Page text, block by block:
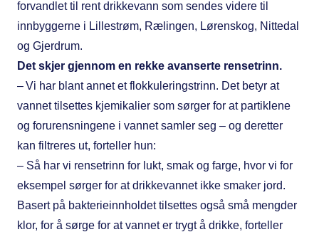
forvandlet til rent drikkevann som sendes videre til
innbyggerne i Lillestrøm, Rælingen, Lørenskog, Nittedal
og Gjerdrum.
Det skjer gjennom en rekke avanserte rensetrinn.
– Vi har blant annet et flokkuleringstrinn. Det betyr at
vannet tilsettes kjemikalier som sørger for at partiklene
og forurensningene i vannet samler seg – og deretter
kan filtreres ut, forteller hun:
– Så har vi rensetrinn for lukt, smak og farge, hvor vi for
eksempel sørger for at drikkevannet ikke smaker jord.
Basert på bakterieinnholdet tilsettes også små mengder
klor, for å sørge for at vannet er trygt å drikke, forteller